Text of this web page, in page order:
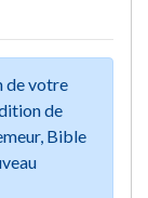
de votre
de
Bible